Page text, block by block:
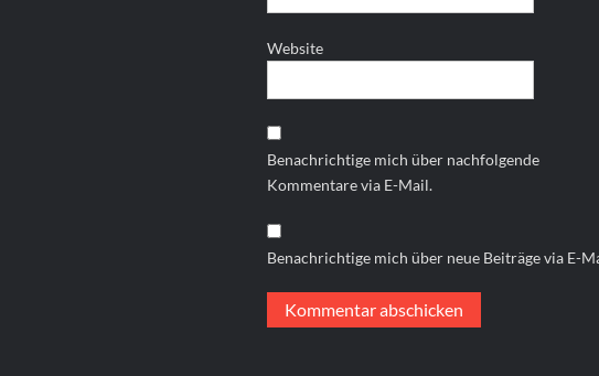
Website
Benachrichtige mich über nachfolgende
Kommentare via E-Mail.
Benachrichtige mich über neue Beiträge via E-